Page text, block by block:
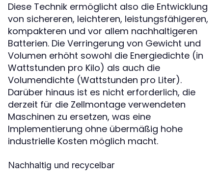
Diese Technik ermöglicht also die Entwicklung
von sichereren, leichteren, leistungsfähigeren,
kompakteren und vor allem nachhaltigeren
Batterien. Die Verringerung von Gewicht und
Volumen erhöht sowohl die Energiedichte (in
Wattstunden pro Kilo) als auch die
Volumendichte (Wattstunden pro Liter).
Darüber hinaus ist es nicht erforderlich, die
derzeit für die Zellmontage verwendeten
Maschinen zu ersetzen, was eine
Implementierung ohne übermäßig hohe
industrielle Kosten möglich macht.
Nachhaltig und recycelbar